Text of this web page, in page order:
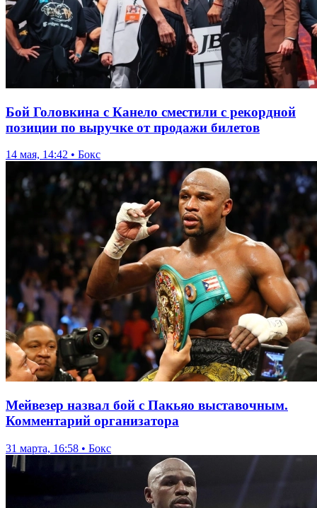
Бой Головкина с Канело сместили с рекордной
позиции по выручке от продажи билетов
14 мая, 14:42 • Бокс
Мейвезер назвал бой с Пакьяо выставочным.
Комментарий организатора
31 марта, 16:58 • Бокс